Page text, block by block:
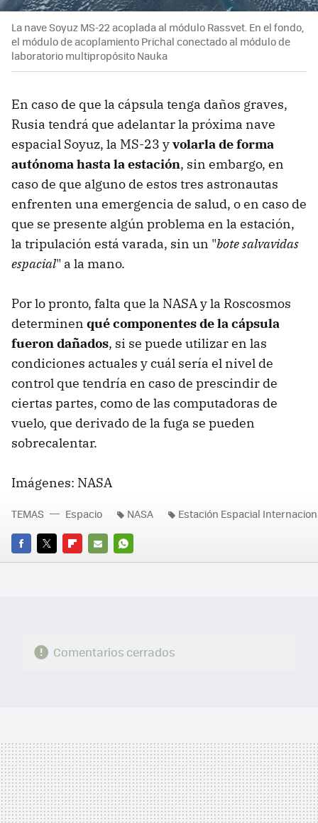
La nave Soyuz MS-22 acoplada al módulo Rassvet. En el fondo,
el módulo de acoplamiento Prichal conectado al módulo de
laboratorio multipropósito Nauka
En caso de que la cápsula tenga daños graves,
Rusia tendrá que adelantar la próxima nave
espacial Soyuz, la MS-23 yvolarla de forma
autónoma hasta la estación, sin embargo, en
caso de que alguno de estos tres astronautas
enfrenten una emergencia de salud, o en caso de
que se presente algún problema en la estación,
la tripulación está varada, sin un "bote salvavidas
espacial" a la mano.
Por lo pronto, falta que la NASA y la Roscosmos
determinen qué componentes de la cápsula
fueron dañados, si se puede utilizar en las
condiciones actuales y cuál sería el nivel de
control que tendría en caso de prescindir de
ciertas partes, como de las computadoras de
vuelo, que derivado de la fuga se pueden
sobrecalentar.
Imágenes: NASA
FACEBOOK
TWITTERFLIPBOARD
E-
WHATSAPP
TEMAS Espacio NASA Estación Espacial
Comentarios cerrados